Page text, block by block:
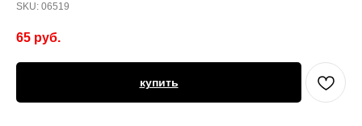
SKU: 06519
65 руб.
купить